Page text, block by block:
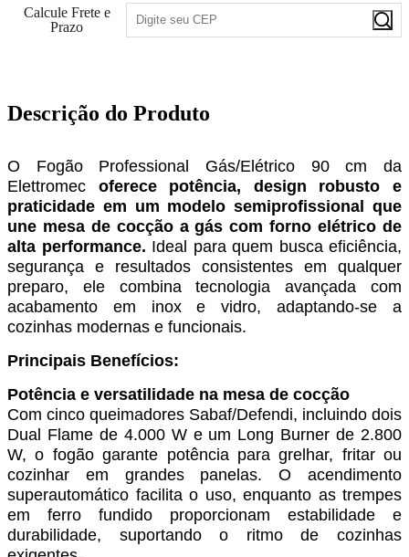
Calcule Frete e
Prazo
Descrição do Produto
O Fogão Professional Gás/Elétrico 90 cm da
Elettromec oferece potência, design robusto e
praticidade em um modelo semiprofissional que
une mesa de cocção a gás com forno elétrico de
alta performance. Ideal para quem busca eficiência,
segurança e resultados consistentes em qualquer
preparo, ele combina tecnologia avançada com
acabamento em inox e vidro, adaptando-se a
cozinhas modernas e funcionais.
Principais Benefícios:
Potência e versatilidade na mesa de cocção
Com cinco queimadores Sabaf/Defendi, incluindo dois
Dual Flame de 4.000 W e um Long Burner de 2.800
W, o fogão garante potência para grelhar, fritar ou
cozinhar em grandes panelas. O acendimento
superautomático facilita o uso, enquanto as trempes
em ferro fundido proporcionam estabilidade e
durabilidade, suportando o ritmo de cozinhas